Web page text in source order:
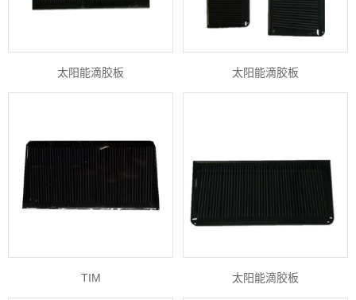
太阳能滴胶板 太阳能滴胶板
TIM 太阳能滴胶板